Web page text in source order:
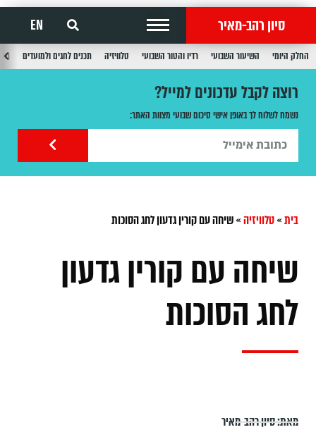
סיון רהב-מאיר EN
החלק היומי השיעור השבועי רדיו והטור השבועי טלוויזיה תכנים לחגים ולמועדים
רוצה לקבל עדכונים למייל?
נשמח לשלוח לך באופן אישי סיכום שבועי מצוות האתר:
בית»טלוויזיה»שיחה עם קורין גדעון לחג הסוכות
שיחה עם קורין גדעון
לחג הסוכות
מאת:סיון רהב-מאיר